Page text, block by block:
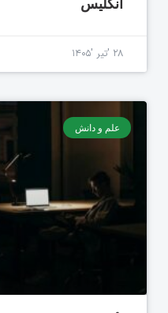
انگلیس
۲۸ 'تیر '۱۴۰۵
علم و دانش